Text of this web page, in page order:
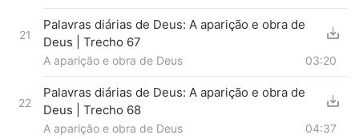
21
Palavras diárias de Deus: A aparição e obra de
Deus | Trecho 67
A aparição e obra de Deus 03:20
22
Palavras diárias de Deus: A aparição e obra de
Deus | Trecho 68
A aparição e obra de Deus 04:37